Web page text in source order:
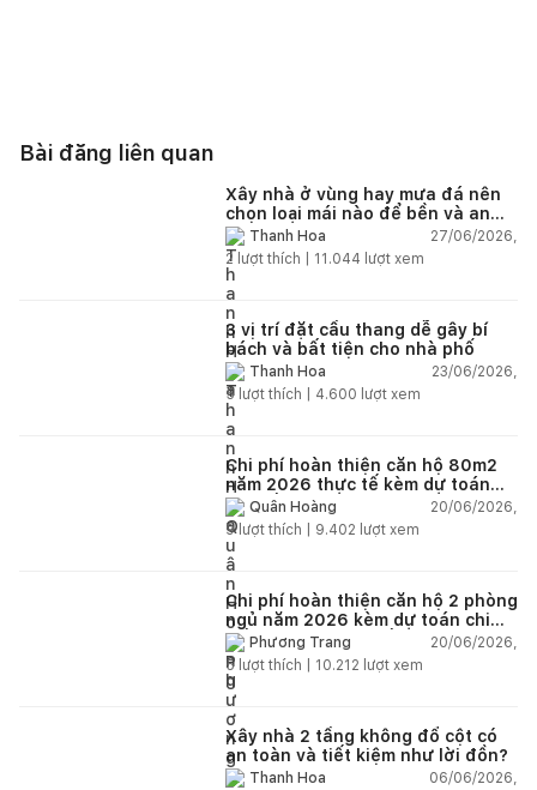
Bài đăng liên quan
Xây nhà ở vùng hay mưa đá nên
chọn loại mái nào để bền và an
toàn?Thanh Hoa
27/06/2026,
2 lượt thích | 11.044 lượt xem
3 vị trí đặt cầu thang dễ gây bí
bách và bất tiện cho nhà phố
Thanh Hoa
23/06/2026,
5 lượt thích | 4.600 lượt xem
Chi phí hoàn thiện căn hộ 80m2
năm 2026 thực tế kèm dự toán
chi tiết từng hạng mục
Quân Hoàng
20/06/2026,
9lượt thích | 9.402 lượt xem
Chi phí hoàn thiện căn hộ 2 phòng
ngủ năm 2026 kèm dự toán chi
tiết và ví dụ thực tế
Phương Trang
20/06/2026,
5 lượt thích | 10.212 lượt xem
Xây nhà 2 tầng không đổ cột có
an toàn và tiết kiệm như lời đồn?
Thanh Hoa
06/06/2026,